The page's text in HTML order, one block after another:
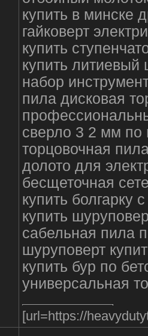
купить в минске
гайковерт
купить
купить литиевый
набор
пила дисковая
сверло 3 2 мм по
торцовочная
долото для
бесщеточная
купить болгарку
купить
сабельная пила
шуруповерт
купить бур по
универсальная
[url=https://